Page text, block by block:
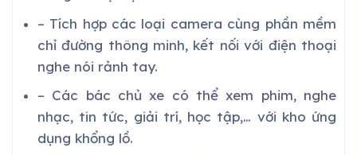
– Tích hợp các loại camera cùng phần mềm
chỉ đường thông minh, kết nối với điện thoại
nghe nói rảnh tay.
– Các bác chủ xe có thể xem phim, nghe
nhạc, tin tức, giải trí, học tập,… với kho ứng
dụng khổng lồ.